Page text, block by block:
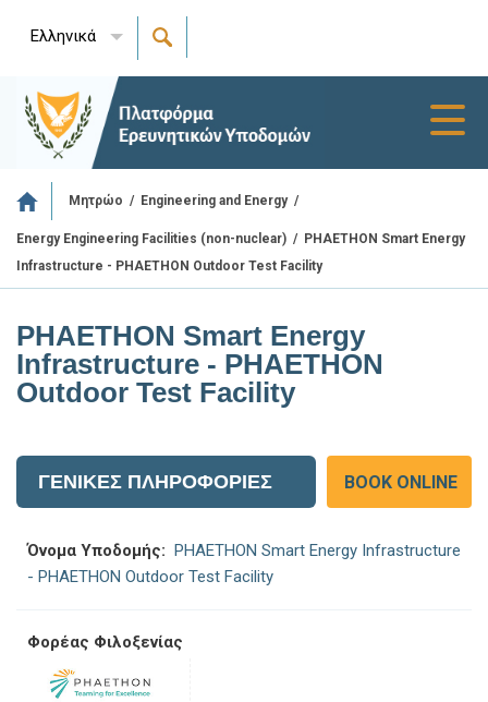
Ελληνικά
Μητρώο / Engineering and Energy/
Energy Engineering Facilities (non-nuclear) / PHAETHON Smart Energy
Infrastructure - PHAETHON Outdoor Test Facility
PHAETHON Smart Energy
Infrastructure - PHAETHON
Outdoor Test Facility
ΓΕΝΙΚΕΣ ΠΛΗΡΟΦΟΡΙΕΣ BOOK ONLINE
Όνομα Υποδομής: PHAETHON Smart Energy Infrastructure
- PHAETHON Outdoor Test Facility
Φορέας Φιλοξενίας